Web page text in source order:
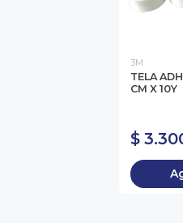
3M
TELA
CM X 10Y
$